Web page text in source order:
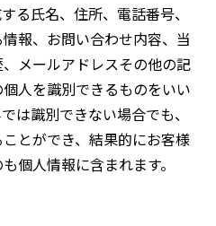
る氏名、住所、電話番号、
報、お問い合わせ内容、当
メールアドレスその他の記
人を識別できるものをいい
は識別できない場合でも、
とができ、結果的にお客様
個人情報に含まれます。